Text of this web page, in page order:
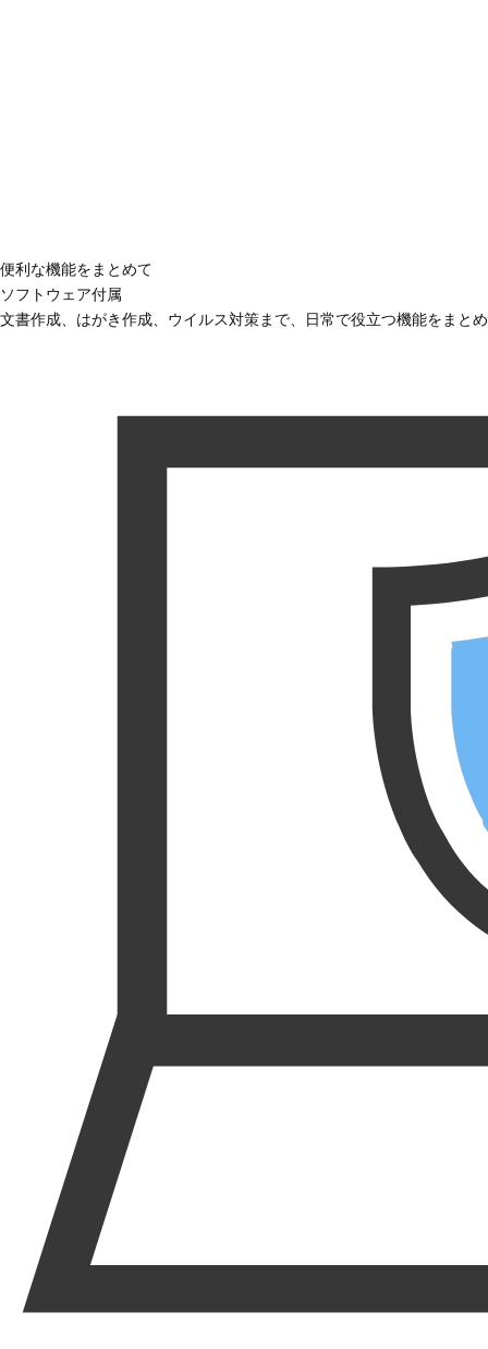
便利な機能をまとめて
ソフトウェア付属
文書作成、はがき作成、ウイルス対策まで、日常で役立つ機能をまと